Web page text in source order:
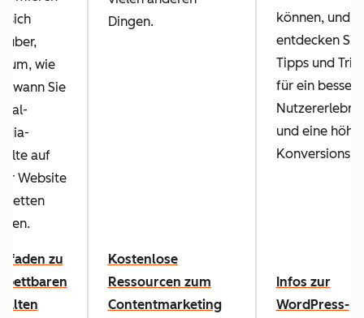
sich
wie
wann Sie
auf
Website
zu
Dingen.
Kostenlose
Ressourcen zum
Contentmarketing
können, und
entdecken Sie
Tipps und
für ein
Nutzererlebnis
und eine
Infos zur
WordPress-